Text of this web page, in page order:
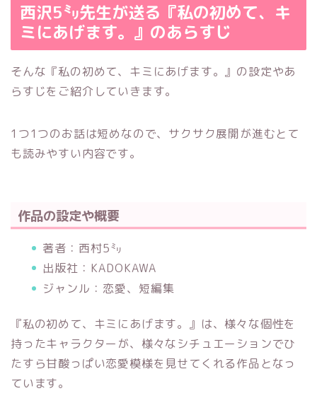
西沢5㍉先生が送る『私の初めて、キ
ミにあげます。』のあらすじ
そんな『私の初めて、キミにあげます。』の設定やあ
らすじをご紹介していきます。
1つ1つのお話は短めなので、サクサク展開が進むとて
も読みやすい内容です。
作品の設定や概要
著者：西村5㍉
出版社：KADOKAWA
ジャンル：恋愛、短編集
『私の初めて、キミにあげます。』は、様々な個性を
持ったキャラクターが、様々なシチュエーションでひ
たすら甘酸っぱい恋愛模様を見せてくれる作品となっ
ています。